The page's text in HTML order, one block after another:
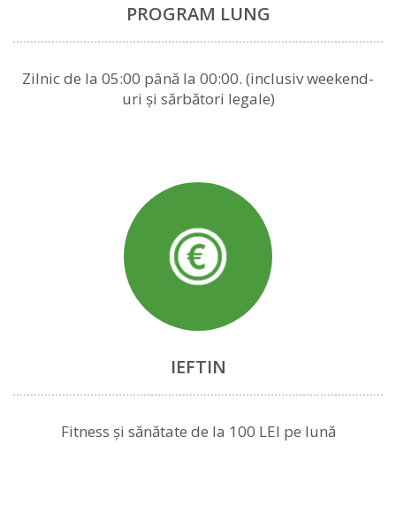
PROGRAM LUNG
Zilnic de la 05:00 până la 00:00. (inclusiv weekend-
uri și sărbători legale)
IEFTIN
Fitness și sănătate de la 100 LEI pe lună